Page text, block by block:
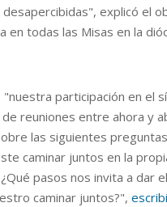
explicó el
en todas las Misas en la
"nuestra participación en el
reuniones entre ahora y
las siguientes
caminar juntos en la
pasos nos invita a dar
caminar juntos?",